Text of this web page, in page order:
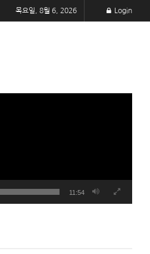
목요일, 8월 6, 2026 Login
11:54